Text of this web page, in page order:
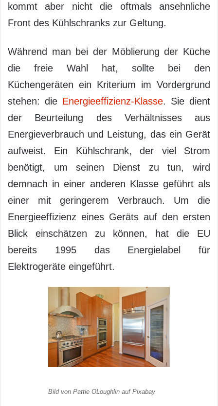
kommt aber nicht die oftmals ansehnliche
Front des Kühlschranks zur Geltung.
Während man bei der Möblierung der Küche
die freie Wahl hat, sollte bei den
Küchengeräten ein Kriterium im Vordergrund
stehen: die Energieeffizienz-Klasse. Sie dient
der Beurteilung des Verhältnisses aus
Energieverbrauch und Leistung, das ein Gerät
aufweist. Ein Kühlschrank, der viel Strom
benötigt, um seinen Dienst zu tun, wird
demnach in einer anderen Klasse geführt als
einer mit geringerem Verbrauch. Um die
Energieeffizienz eines Geräts auf den ersten
Blick einschätzen zu können, hat die EU
bereits 1995 das Energielabel für
Elektrogeräte eingeführt.
Bild von Pattie OLoughlin auf Pixabay